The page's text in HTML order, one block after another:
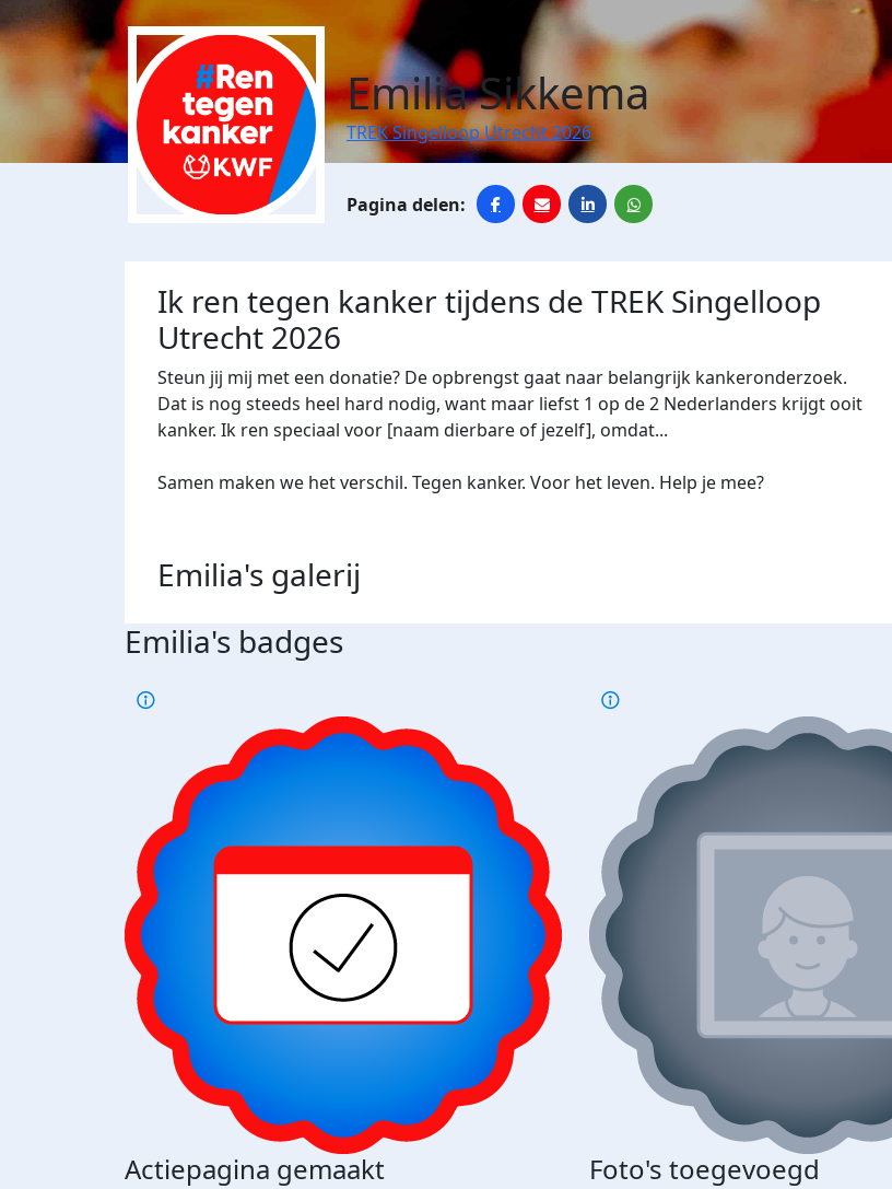
Emilia Sikkema
TREK Singelloop Utrecht 2026
Ik ren tegen kanker tijdens de TREK Singelloop
Utrecht 2026
Steun jij mij met een donatie? De opbrengst gaat naar belangrijk kankeronderzoek.
Dat is nog steeds heel hard nodig, want maar liefst 1 op de 2 Nederlanders krijgt ooit
kanker. Ik ren speciaal voor [naam dierbare of jezelf], omdat...
Samen maken we het verschil. Tegen kanker. Voor het leven. Help je mee?
Emilia's galerij
Emilia's badges
Actiepagina gemaakt Foto's toegevoegd